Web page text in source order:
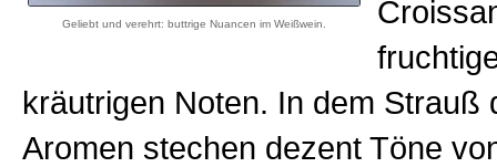
Geliebt und verehrt: buttrige Nuancen im Weißwein.
kräutrigen Noten. In dem Strauß
Aromen stechen dezent Töne